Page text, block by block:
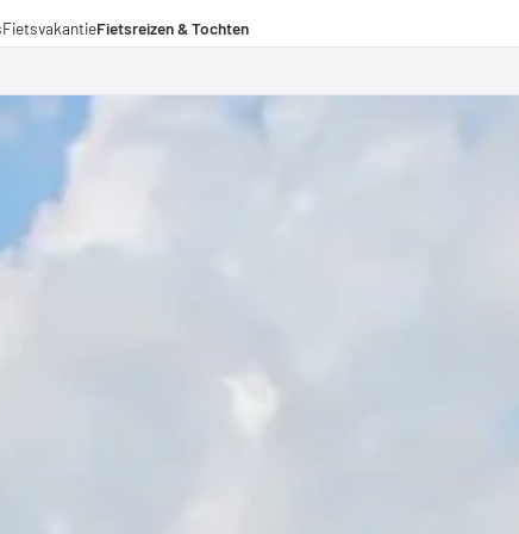
FietsvakantieFietsreizen & Tochten